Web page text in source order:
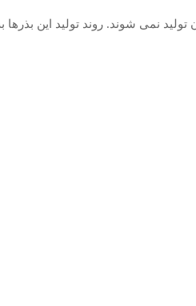
نمی شوند. روند تولید این